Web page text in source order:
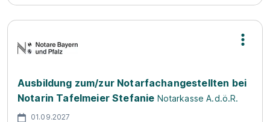
Ausbildung zum/zur Notarfachangestellten bei
Notarin Tafelmeier Stefanie Notarkasse A.d.ö.R.
01.09.2027